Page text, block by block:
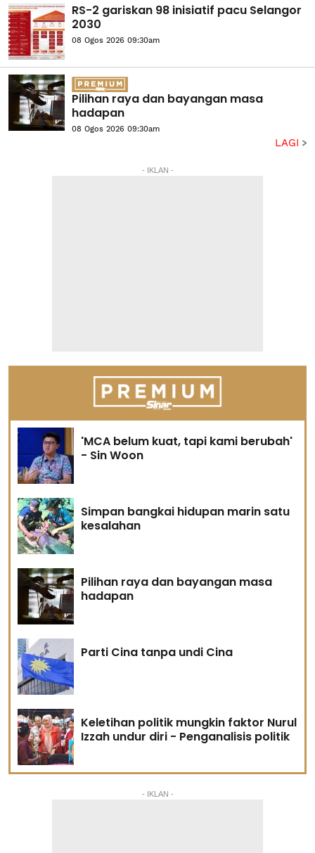
RS-2 gariskan 98 inisiatif pacu Selangor
2030
08 Ogos 2026 09:30am
Pilihan raya dan bayangan masa
hadapan
08 Ogos 2026 09:30am
LAGI
- IKLAN -
'MCA belum kuat, tapi kami berubah'
- Sin Woon
Simpan bangkai hidupan marin satu
kesalahan
Pilihan raya dan bayangan masa
hadapan
Parti Cina tanpa undi Cina
Keletihan politik mungkin faktor Nurul
Izzah undur diri - Penganalisis politik
- IKLAN -